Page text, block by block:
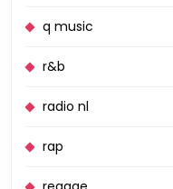
q music
r&b
radio nl
rap